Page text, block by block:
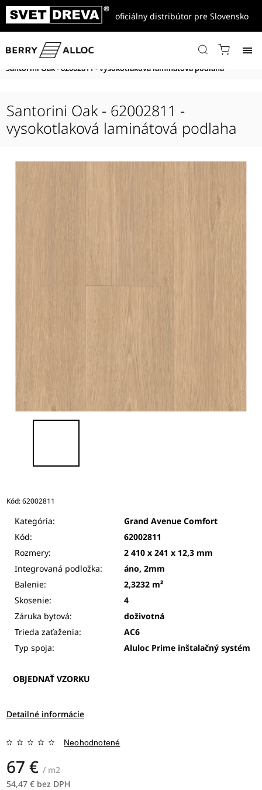
oficiálny distribútor pre Slovensko
Domov / Produkty / Vysokotlakové podlahy Grand Avenue /
Grand Avenue Comfort
Santorini Oak - 62002811 - vysokotlaková laminátová podlaha
Santorini Oak - 62002811 -
vysokotlaková laminátová podlaha
Kód:62002811
Kategória:
Grand Avenue Comfort
Kód:
62002811
Rozmery:
2 410 x 241 x 12,3 mm
Integrovaná podložka:
áno, 2mm
Balenie:
2,3232 m²
Skosenie:
4
Záruka bytová:
doživotná
Trieda zaťaženia:
AC6
Typ spoja:
Aluloc Prime inštalačný systém
OBJEDNAŤ VZORKU
Detailné informácie
Neohodnotené
67 € / m2
54,47 € bez DPH